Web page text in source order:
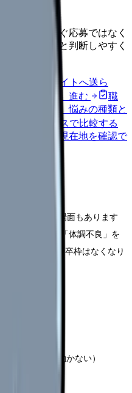
た時は、すぐ応募ではなく
」を分けると判断しやすく
外部転職サイトへ送ら
預かります。 進む
職
きか迷う前に、悩みの種類と
給料コンパスで比較する
今の給料の現在地を確認で
る印象
イナスに働く場面もあります
ラスメント」「体調不良」を
数あります. 新卒枠はなくなり
までは退職に動かない）
相談する